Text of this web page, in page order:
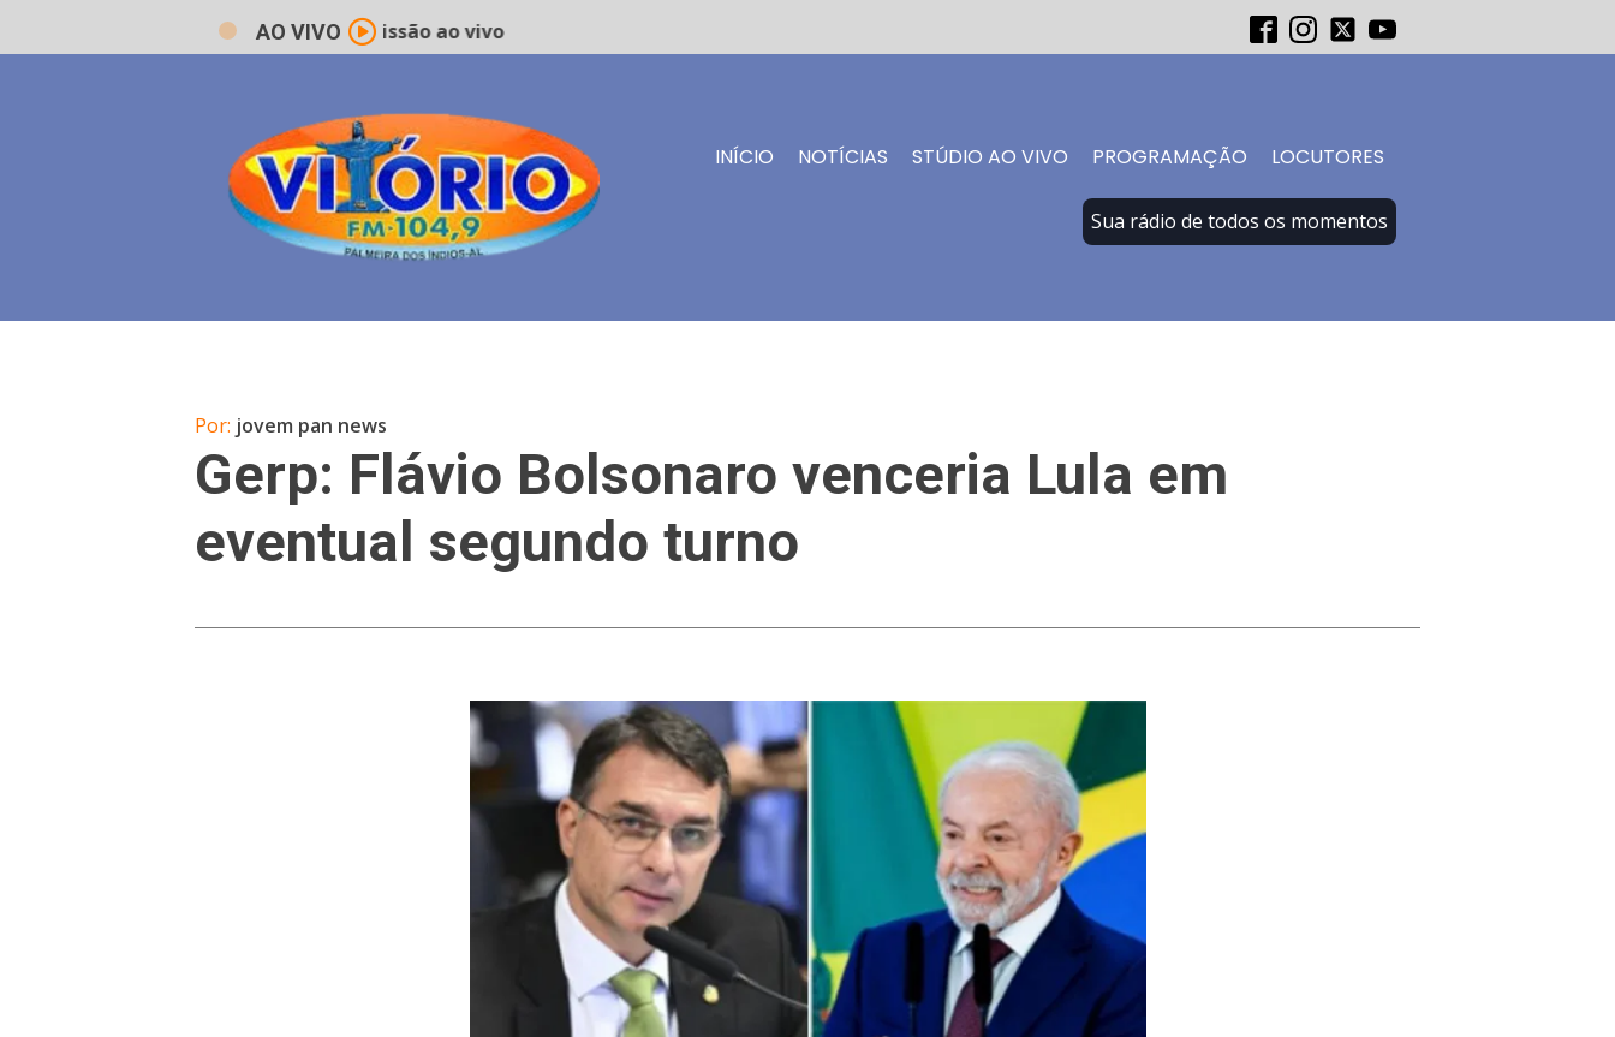
AO VIVO
Rádio Vitório FM - Transmissão ao vivo
INÍCIO NOTÍCIAS STÚDIO AO VIVO PROGRAMAÇÃO LOCUTORES
Sua rádio de todos os momentos
Por: jovem pan news
Gerp: Flávio Bolsonaro venceria Lula em
eventual segundo turno